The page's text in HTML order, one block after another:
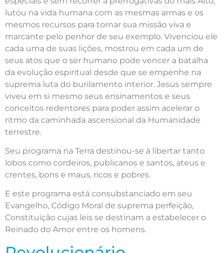
lutou na vida humana com as mesmas armas e os
mesmos recursos para tornar sua missão viva e
marcante pelo penhor de seu exemplo. Vivenciou ele
cada uma de suas lições, mostrou em cada um de
seus atos que o ser humano pode vencer a batalha
da evolução espiritual desde que se empenhe na
suprema luta do burilamento interior. Jesus sempre
viveu em si mesmo seus ensinamentos e seus
conceitos redentores para poder assim acelerar o
ritmo da caminhada ascensional da Humanidade
terrestre.
Seu programa na Terra destinou-se à libertar tanto
lobos como cordeiros, publicanos e santos, ateus e
crentes, bons e maus, ricos e pobres.
E este programa está consubstanciado em seu
Evangelho, Código Moral de suprema perfeição,
Constituição cujas leis se destinam a estabelecer o
Reinado do Amor entre os homens.